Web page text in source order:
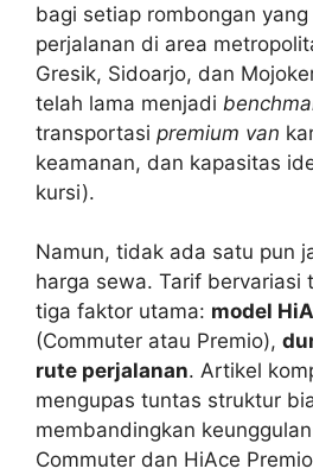
bagi setiap rombongan
perjalanan di area
Gresik, Sidoarjo, dan
telah lama menjadi
transportasi premium van
keamanan, dan kapasitas
kursi).
Namun, tidak ada satu pun
harga sewa. Tarif bervariasi
tiga faktor utama: model
(Commuter atau Premio),
rute perjalanan. Artikel
mengupas tuntas struktur
membandingkan
Commuter dan HiAce